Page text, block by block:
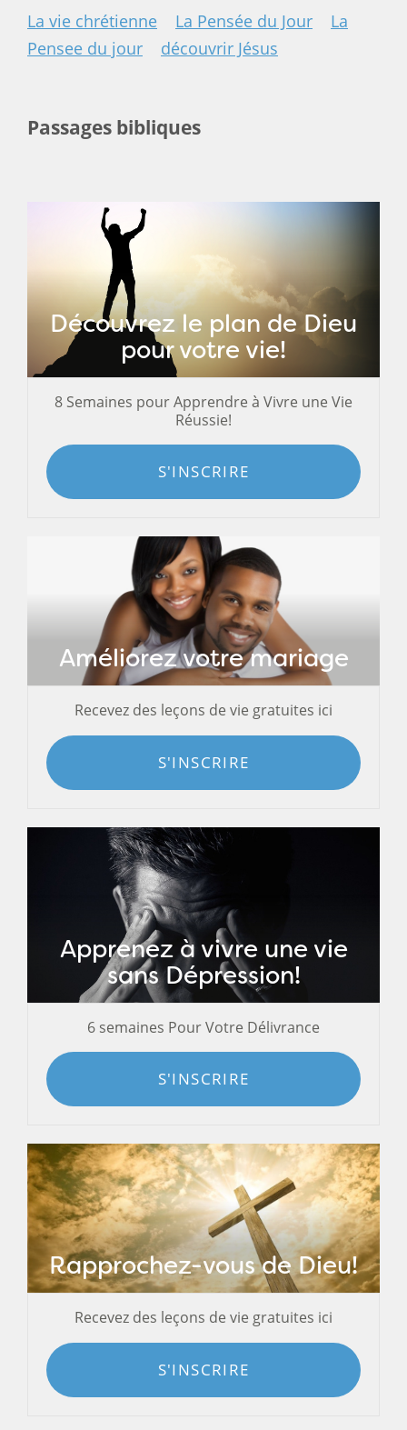
La vie chrétienne La Pensée du Jour
La
Pensee du jour
découvrir Jésus
Passages bibliques
Découvrez le plan de Dieu
pour votre vie!
8 Semaines pour Apprendre à Vivre une Vie
Réussie!
S'INSCRIRE
Améliorez votre mariage
Recevez des leçons de vie gratuites ici
S'INSCRIRE
Apprenez à vivre une vie
sans Dépression!
6 semaines Pour Votre Délivrance
S'INSCRIRE
Rapprochez-vous de Dieu!
Recevez des leçons de vie gratuites ici
S'INSCRIRE